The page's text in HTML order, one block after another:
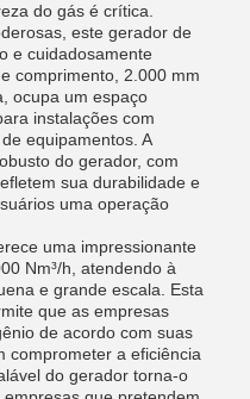
do gás é crítica.
este gerador de
e cuidadosamente
comprimento, 2.000 mm
ocupa um espaço
instalações com
equipamentos. A
do gerador, com
sua durabilidade e
uma operação
uma impressionante
Nm³/h, atendendo à
e grande escala. Esta
que as empresas
de acordo com suas
comprometer a eficiência
do gerador torna-o